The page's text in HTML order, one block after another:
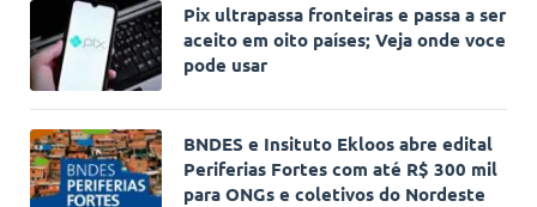
Pix ultrapassa fronteiras e passa a ser
aceito em oito países; Veja onde voce
pode usar
BNDES e Insituto Ekloos abre edital
Periferias Fortes com até R$ 300 mil
para ONGs e coletivos do Nordeste